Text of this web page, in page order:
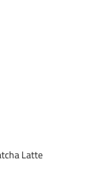
Latte